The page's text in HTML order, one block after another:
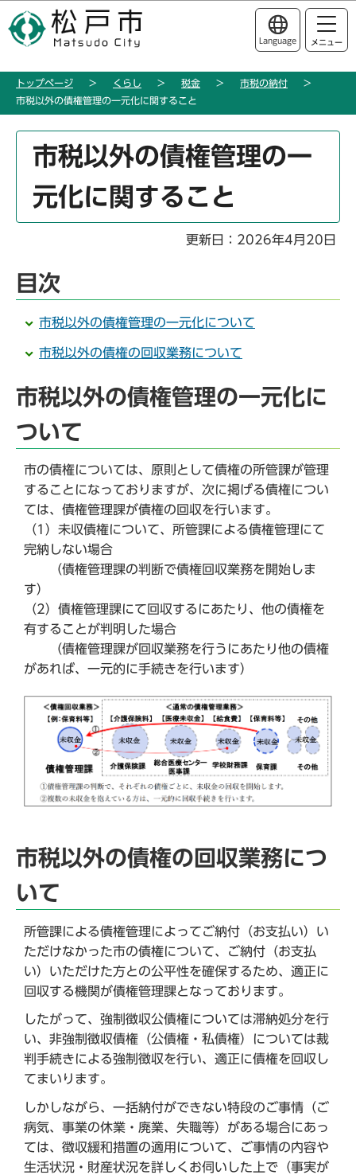
の
ー
このページの本文へ移動
Language メニュー
トップページ くらし 税金
市税の納付
市税以外の債権管理の一元化に関すること
か
市税以外の債権管理の一
元化に関すること
更新日：2026年4月20日
目次
市税以外の債権管理の一元化について
市税以外の債権の回収業務について
市税以外の債権管理の一元化に
ついて
市の債権については、原則として債権の所管課が管理
することになっておりますが、次に掲げる債権につい
ては、債権管理課が債権の回収を行います。
（1）未収債権について、所管課による債権管理にて
完納しない場合
（債権管理課の判断で債権回収業務を開始しま
す）
（2）債権管理課にて回収するにあたり、他の債権を
有することが判明した場合
（債権管理課が回収業務を行うにあたり他の債権
があれば、一元的に手続きを行います）
市税以外の債権の回収業務につ
いて
所管課による債権管理によってご納付（お支払い）い
ただけなかった市の債権について、ご納付（お支払
い）いただけた方との公平性を確保するため、適正に
回収する機関が債権管理課となっております。
したがって、強制徴収公債権については滞納処分を行
い、非強制徴収債権（公債権・私債権）については裁
判手続きによる強制徴収を行い、適正に債権を回収し
てまいります。
しかしながら、一括納付ができない特段のご事情（ご
病気、事業の休業・廃業、失職等）がある場合にあっ
ては、徴収緩和措置の適用について、ご事情の内容や
生活状況・財産状況を詳しくお伺いした上で（事実が